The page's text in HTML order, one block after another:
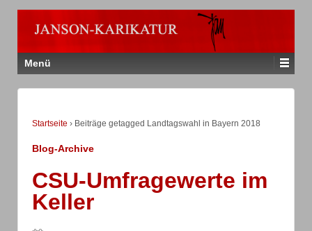
Menü
Startseite › Beiträge getagged Landtagswahl in Bayern 2018
Blog-Archive
CSU-Umfragewerte im
Keller